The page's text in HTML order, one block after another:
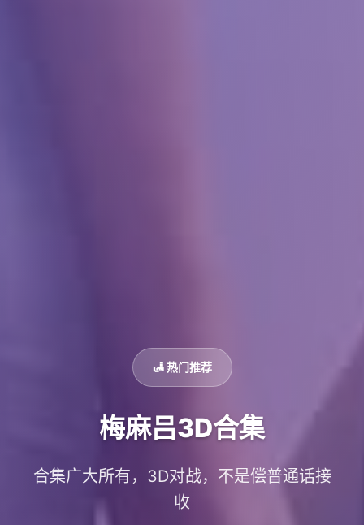
🛃 热门推荐
梅麻吕3D合集
合集广大所有，3D对战，不是偿普通话接
收